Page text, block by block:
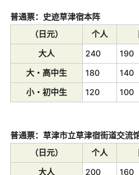
普通票：史迹草津宿本阵
（日元）
个人
大人
240
190
大・高中生
180
140
小・初中生
120 100
普通票：草津市立草津宿街道交流
（日元）
个人
大人
200
160